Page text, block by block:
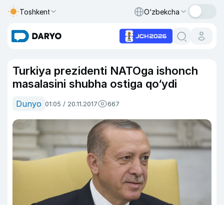
Toshkent O‘zbekcha
Turkiya prezidenti NATOga ishonch
masalasini shubha ostiga qo‘ydi
Dunyo 01:05 / 20.11.2017 667